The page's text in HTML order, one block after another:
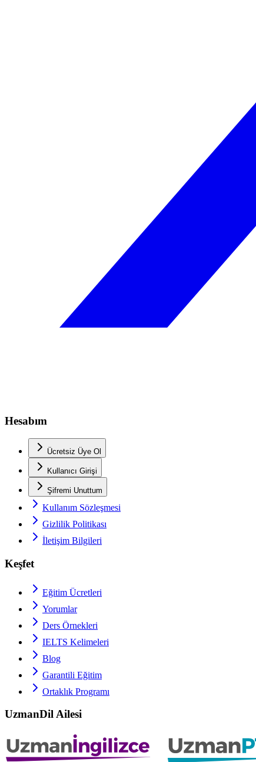
Hesabım
Ücretsiz Üye Ol
Kullanıcı Girişi
Şifremi Unuttum
Kullanım Sözleşmesi
Gizlilik Politikası
İletişim Bilgileri
Keşfet
Eğitim Ücretleri
Yorumlar
Ders Örnekleri
IELTS Kelimeleri
Blog
Garantili Eğitim
Ortaklık Programı
UzmanDil Ailesi